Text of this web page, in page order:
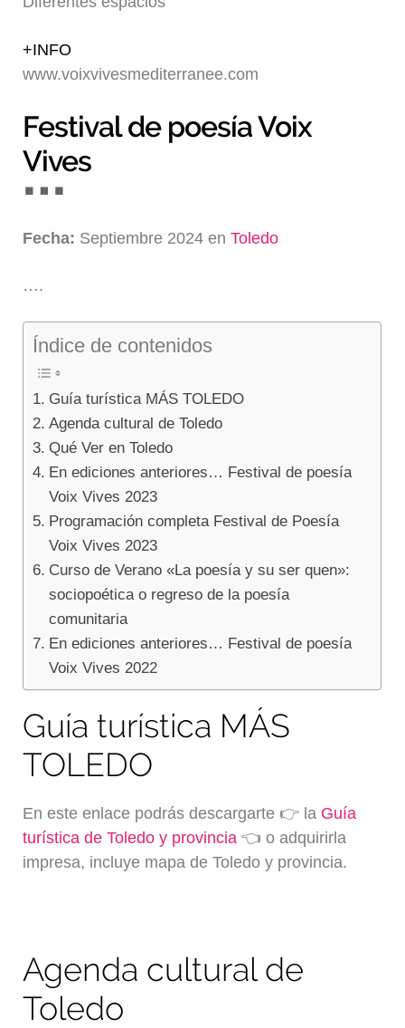
Blog
+INFO
www.voixvivesmediterranee.com
Festival de poesía Voix
Vives
Fecha: Septiembre 2024 enToledo
….
Índice de contenidos
Guía turística MÁS TOLEDO
Agenda cultural de Toledo
Qué Ver en Toledo
En ediciones anteriores… Festival de poesía
Voix Vives 2023
Programación completa Festival de Poesía
Voix Vives 2023
Curso de Verano «La poesía y su ser quen»:
sociopoética o regreso de la poesía
comunitaria
En ediciones anteriores… Festival de poesía
Voix Vives 2022
Guía turística MÁS
TOLEDO
En este enlace podrás descargarte 👉 la Guía
turística de Toledo y provincia 👈 o adquirirla
impresa, incluye mapa de Toledo y provincia.
Agenda cultural de
Toledo